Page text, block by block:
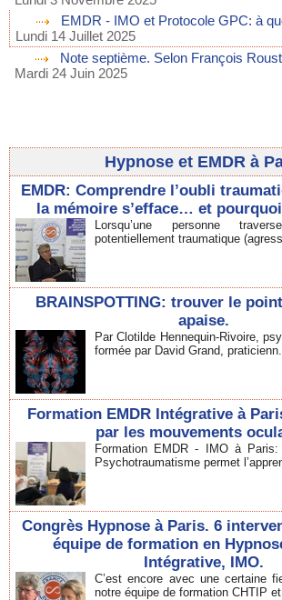
EMDR - IMO et Protocole GPC: à
Lundi 14 Juillet 2025
Note septième. Selon François
Mardi 24 Juin 2025
Hypnose et EMDR à
EMDR: Comprendre l’oubli
la mémoire s’efface… et
Lorsqu’une personne
potentiellement traumatique
BRAINSPOTTING: trouver le
apaise.
Par Clotilde Hennequin-Rivoire,
formée par David Grand,
Formation EMDR Intégrative à
par les mouvements
Formation EMDR - IMO à
Psychotraumatisme permet
Congrès Hypnose à Paris. 6
équipe de formation en
Intégrative, IMO.
C’est encore avec une certaine
notre équipe de formation CHTIP